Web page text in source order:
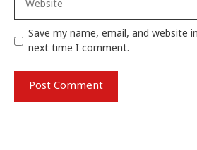
Save my name, email, and website
next time I comment.